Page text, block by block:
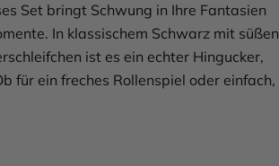
Set bringt Schwung in Ihre Fantasien
In klassischem Schwarz mit süßen
ist es ein echter Hingucker,
für ein freches Rollenspiel oder einfach,